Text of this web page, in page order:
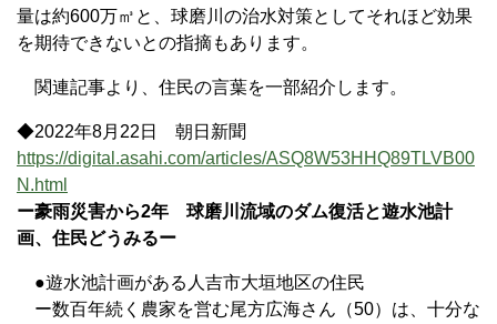
量は約600万㎥と、球磨川の治水対策としてそれほど効果
を期待できないとの指摘もあります。
関連記事より、住民の言葉を一部紹介します。
◆2022年8月22日 朝日新聞
https://digital.asahi.com/articles/ASQ8W53HHQ89TLVB00
N.html
ー豪雨災害から2年 球磨川流域のダム復活と遊水池計
画、住民どうみるー
●遊水池計画がある人吉市大垣地区の住民
ー数百年続く農家を営む尾方広海さん（50）は、十分な